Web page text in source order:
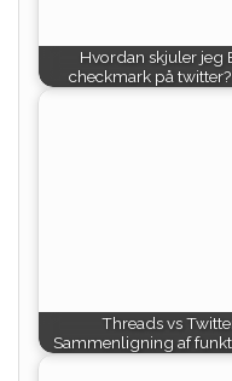
Hvordan skjuler jeg
checkmark på twitter?
Threads vs
Sammenligning af